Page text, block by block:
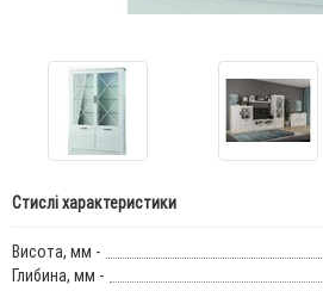
Стислі характеристики
Висота, мм -
Глибина, мм -